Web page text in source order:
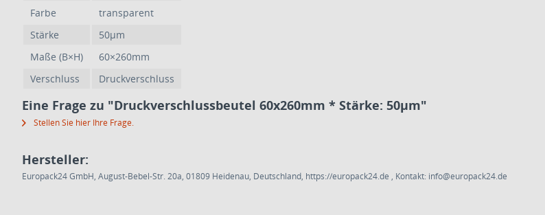
Farbe
transparent
Stärke
50µm
Maße (B×H)
60×260mm
Verschluss
Druckverschluss
Eine Frage zu "Druckverschlussbeutel 60x260mm * Stärke: 50µm"
Stellen Sie hier Ihre Frage.
Hersteller:
Europack24 GmbH, August-Bebel-Str. 20a, 01809 Heidenau, Deutschland, https://europack24.de , Kontakt: info@europack24.de